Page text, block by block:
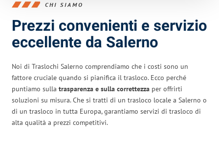
CHI SIAMO
Prezzi convenienti e servizio
eccellente da Salerno
Noi di Traslochi Salerno comprendiamo che i costi sono un
fattore cruciale quando si pianifica il trasloco. Ecco perché
puntiamo sulla trasparenza e sulla correttezza per offrirti
soluzioni su misura. Che si tratti di un trasloco locale a Salerno o
di un trasloco in tutta Europa, garantiamo servizi di trasloco di
alta qualità a prezzi competitivi.